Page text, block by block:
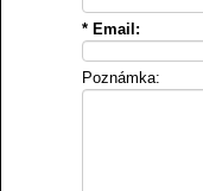
* Email:
Poznámka: